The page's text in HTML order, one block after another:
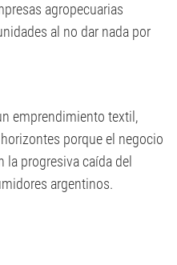
agropecuarias
al no dar nada por
emprendimiento textil,
porque el negocio
la progresiva caída del
argentinos.